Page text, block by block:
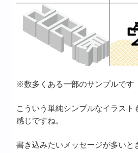
※数多くある一部のサンプルです
こういう単純シンプルなイラスト
感じですね。
書き込みたいメッセージが多いと